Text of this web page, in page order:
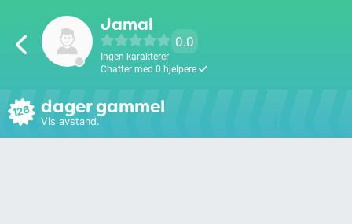
Jamal
0.0
Ingen karakterer
Chatter med 0 hjelpere
126 dager gammel
Vis avstand.